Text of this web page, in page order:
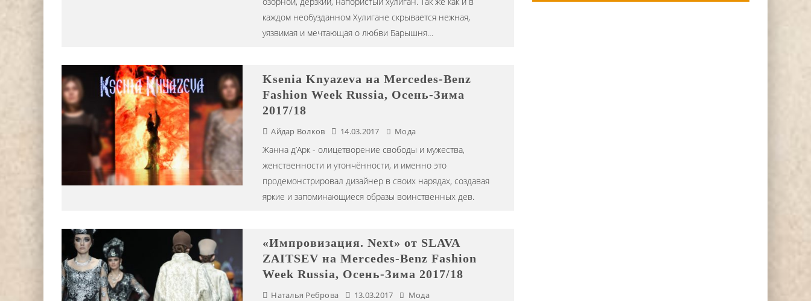
каждом необузданном Хулигане скрывается нежная,
уязвимая и мечтающая о любви Барышня…
Ksenia Knyazeva на Mercedes-Benz
Fashion Week Russia, Осень-Зима
2017/18
Айдар Волков 14.03.2017 Мода
Жанна д’Арк - олицетворение свободы и мужества,
женственности и утончённости, и именно это
продемонстрировал дизайнер в своих нарядах, создавая
яркие и запоминающиеся образы воинственных дев.
«Импровизация. Next» от SLAVA
ZAITSEV на Mercedes-Benz Fashion
Week Russia, Осень-Зима 2017/18
Наталья Реброва 13.03.2017 Мода